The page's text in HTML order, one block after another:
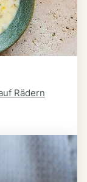
Rädern